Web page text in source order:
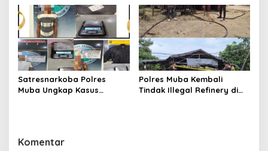
Satu Pelaku Ditangkap Dua
Masih Diburu
Selidiki Penyebab Kematian
Satresnarkoba Polres
Muba Ungkap Kasus
Polres Muba Kembali
Tindak Illegal Refinery di
Komentar